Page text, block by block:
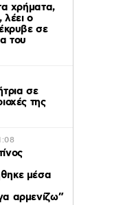
χρήματα,
λέει ο
σε
του
σε
της
μέσα
αρμενίζω”